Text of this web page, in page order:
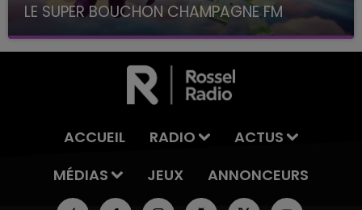
LE SUPER BOUCHON CHAMPAGNE FM
avec La Famille Champagne FM, à 8H10
ACCUEIL RADIO
ACTUS
MÉDIAS
JEUX ANNONCEURS